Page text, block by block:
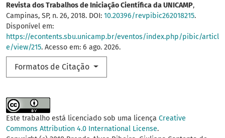
Revista dos Trabalhos de Iniciação Científica da UNICAMP,
Campinas, SP, n. 26, 2018. DOI: 10.20396/revpibic262018215.
Disponível em:
https://econtents.sbu.unicamp.br/eventos/index.php/pibic/articl
e/view/215. Acesso em: 6 ago. 2026.
Formatos de Citação
Este trabalho está licenciado sob uma licença Creative
Commons Attribution 4.0 International License.